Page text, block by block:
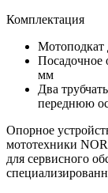
Комплектация
Мотоподкат
Посадочное
мм
Два
переднюю
Опорное
мототехники
для сервисного